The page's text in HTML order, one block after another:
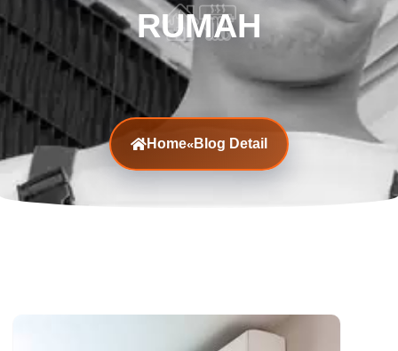
RUMAH
Home«Blog Detail